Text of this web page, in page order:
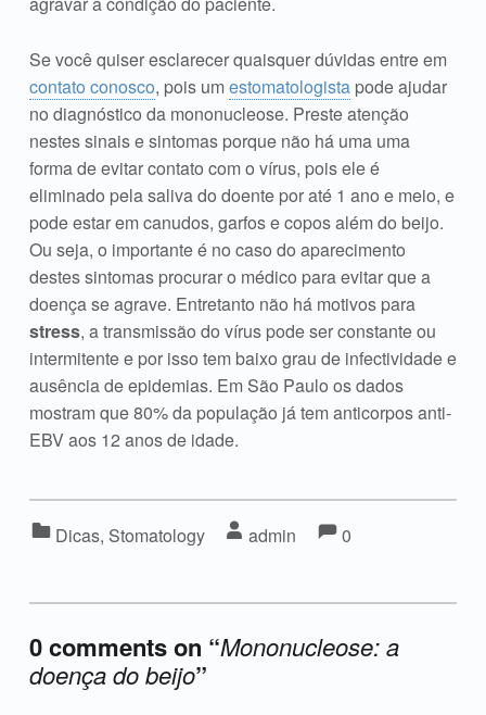
Se você quiser esclarecer quaisquer dúvidas entre em
contato conosco, pois umestomatologistapode ajudar
no diagnóstico da mononucleose. Preste atenção
nestes sinais e sintomas porque não há uma uma
forma de evitar contato com o vírus, pois ele é
eliminado pela saliva do doente por até 1 ano e meio, e
pode estar em canudos, garfos e copos além do beijo.
Ou seja, o importante é no caso do aparecimento
destes sintomas procurar o médico para evitar que a
doença se agrave. Entretanto não há motivos para
stress, a transmissão do vírus pode ser constante ou
intermitente e por isso tem baixo grau de infectividade e
ausência de epidemias. Em São Paulo os dados
mostram que 80% da população já tem anticorpos anti-
EBV aos 12 anos de idade.
Dicas, Stomatology admin
Comments:
0
0 comments on “Mononucleose: a
doença do beijo”